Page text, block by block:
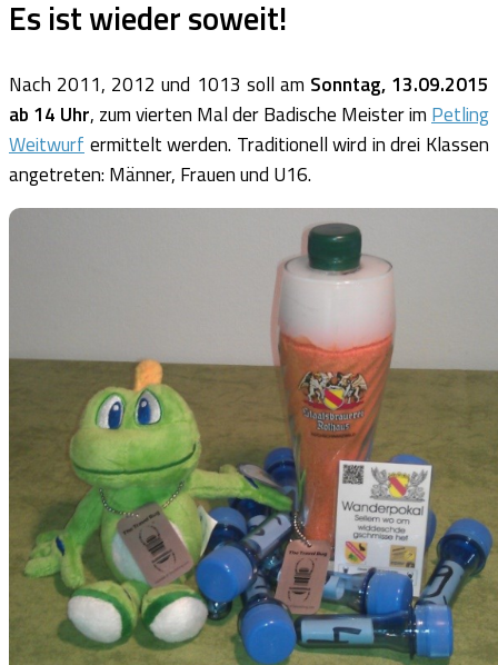
Es ist wieder soweit!
Nach 2011, 2012 und 1013 soll am Sonntag, 13.09.2015
ab 14 Uhr, zum vierten Mal der Badische Meister im Petling
Weitwurf ermittelt werden. Traditionell wird in drei Klassen
angetreten: Männer, Frauen und U16.